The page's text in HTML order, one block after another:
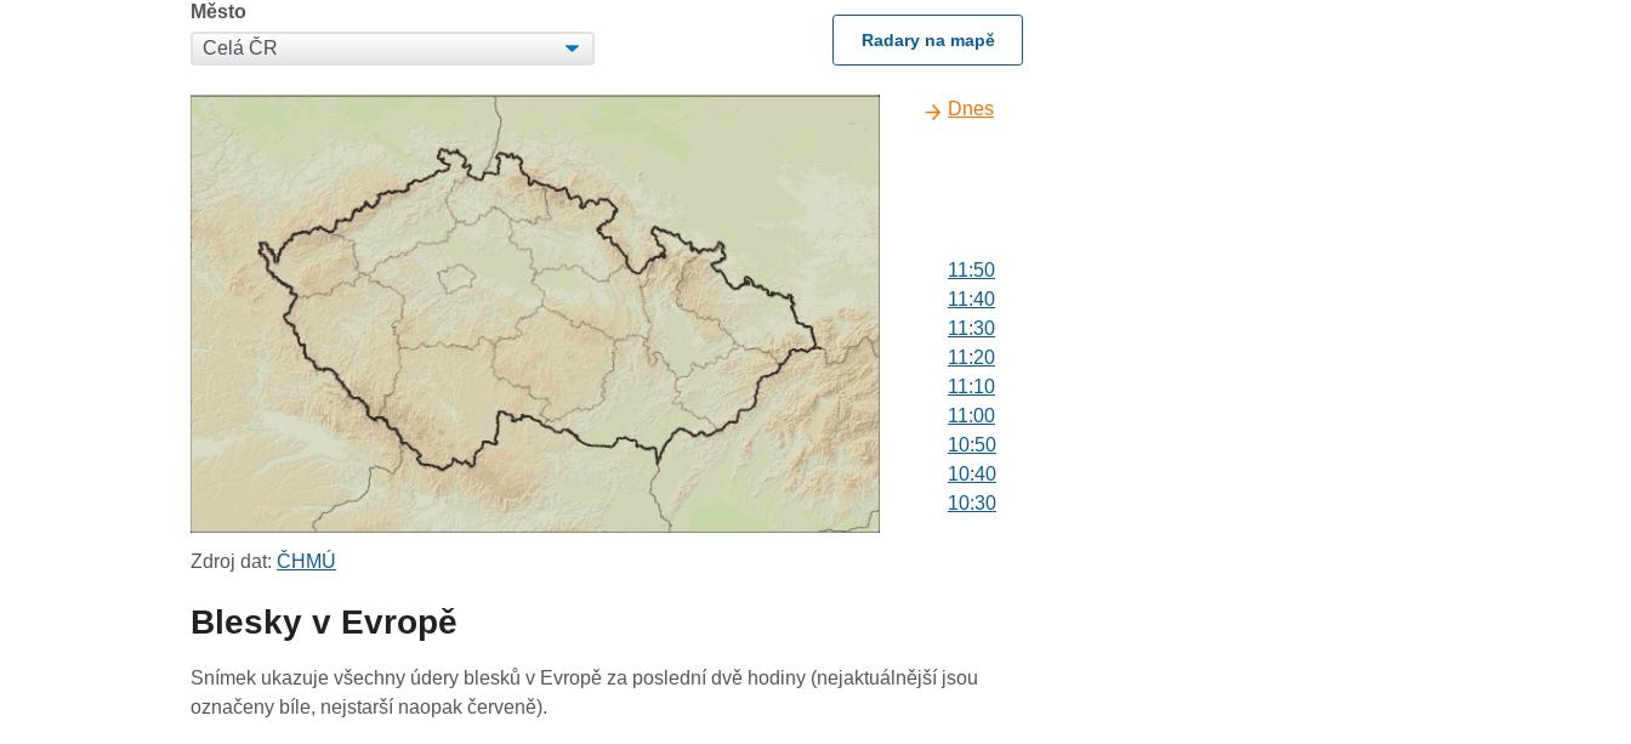
Město
Radary na mapě
Dnes
11:50
11:40
11:30
11:20
11:10
11:00
10:50
10:40
10:30
09:30
Zdroj dat:ČHMÚ
Blesky v Evropě
Snímek ukazuje všechny údery blesků v Evropě za poslední dvě hodiny (nejaktuálnější jsou
označeny bíle, nejstarší naopak červeně).